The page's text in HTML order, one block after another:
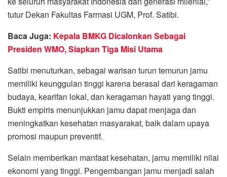
tutur Dekan Fakultas Farmasi UGM, Prof. Satibi.
Baca Juga: Kepala BMKG Dicalonkan Sebagai
Presiden WMO, Siapkan Tiga Misi Utama
Satibi menuturkan, sebagai warisan turun temurun jamu
memiliki keunggulan tinggi karena berasal dari keragaman
budaya, kearifan lokal, dan keragaman hayati yang tinggi.
Bukti empiris menunjukkan jamu dapat menjaga dan
meningkatkan kesehatan masyarakat, baik dalam upaya
promosi maupun preventif.
Selain memberikan manfaat kesehatan, jamu memiliki nilai
ekonomi yang tinggi. Pengembangan jamu menjadi salah